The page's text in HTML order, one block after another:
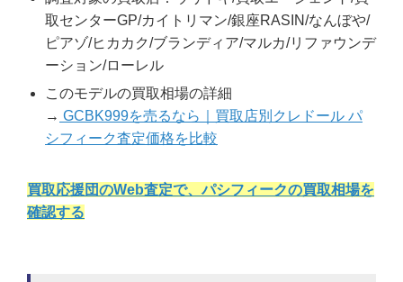
取センターGP/カイトリマン/銀座RASIN/なんぼや/
ピアゾ/ヒカカク/ブランディア/マルカ/リファウンデ
ーション/ローレル
このモデルの買取相場の詳細
→ GCBK999を売るなら｜買取店別クレドール パ
シフィーク査定価格を比較
買取応援団のWeb査定で、パシフィークの買取相場を
確認する